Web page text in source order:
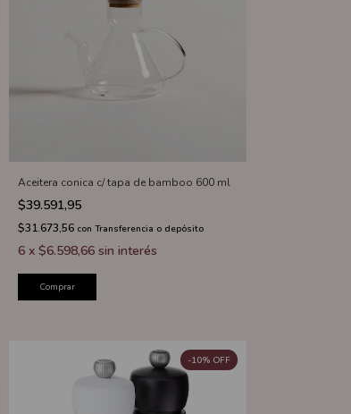
Aceitera conica c/ tapa de bamboo 600 ml
$39.591,95
$31.673,56 con Transferencia o depósito
6 x $6.598,66 sin interés
Comprar
-10% OFF